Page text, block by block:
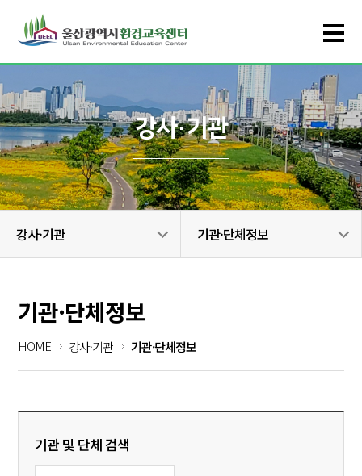
강사·기관
강사·기관 기관·단체정보
기관·단체정보
HOME 강사·기관 기관·단체정보
기관 및 단체 검색